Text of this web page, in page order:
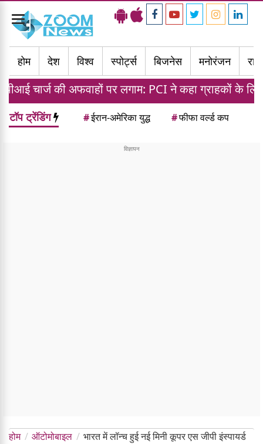
Toggle
navigation
होम
देश विश्व स्पोर्ट्स बिजनेस मनोरंजन
की अफवाहों पर लगाम: PCI ने कहा ग्राहकों के लिए लेनदेन
टॉप ट्रेंडिंग #ईरान-अमेरिका युद्ध #फीफा वर्ल्ड कप
होम ऑटोमोबाइल
भारत में लॉन्च हुई नई मिनी कूपर एस जीपी इंस्पायर्ड